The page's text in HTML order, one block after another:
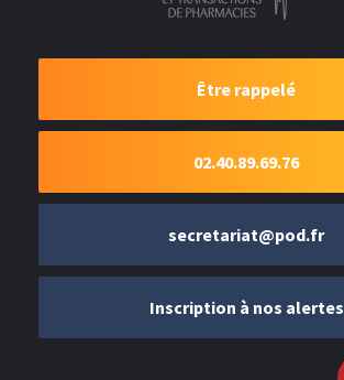
Être rappelé
02.40.89.69.76
secretariat@pod.fr
Inscription à nos alertes